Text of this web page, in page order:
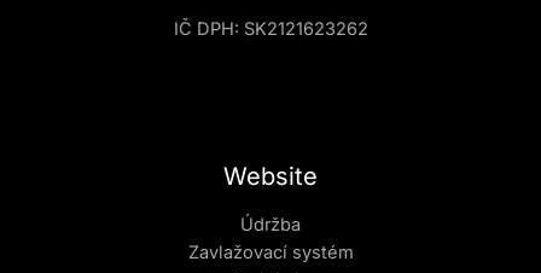
IČ DPH: SK2121623262
Website
Údržba
Zavlažovací systém